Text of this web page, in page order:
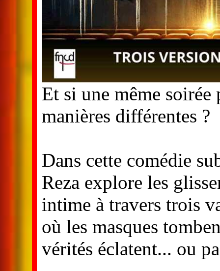
Et si une même
manières différentes ?
Dans cette comédie
Reza explore les
intime à travers trois
où les masques
vérités éclatent... ou